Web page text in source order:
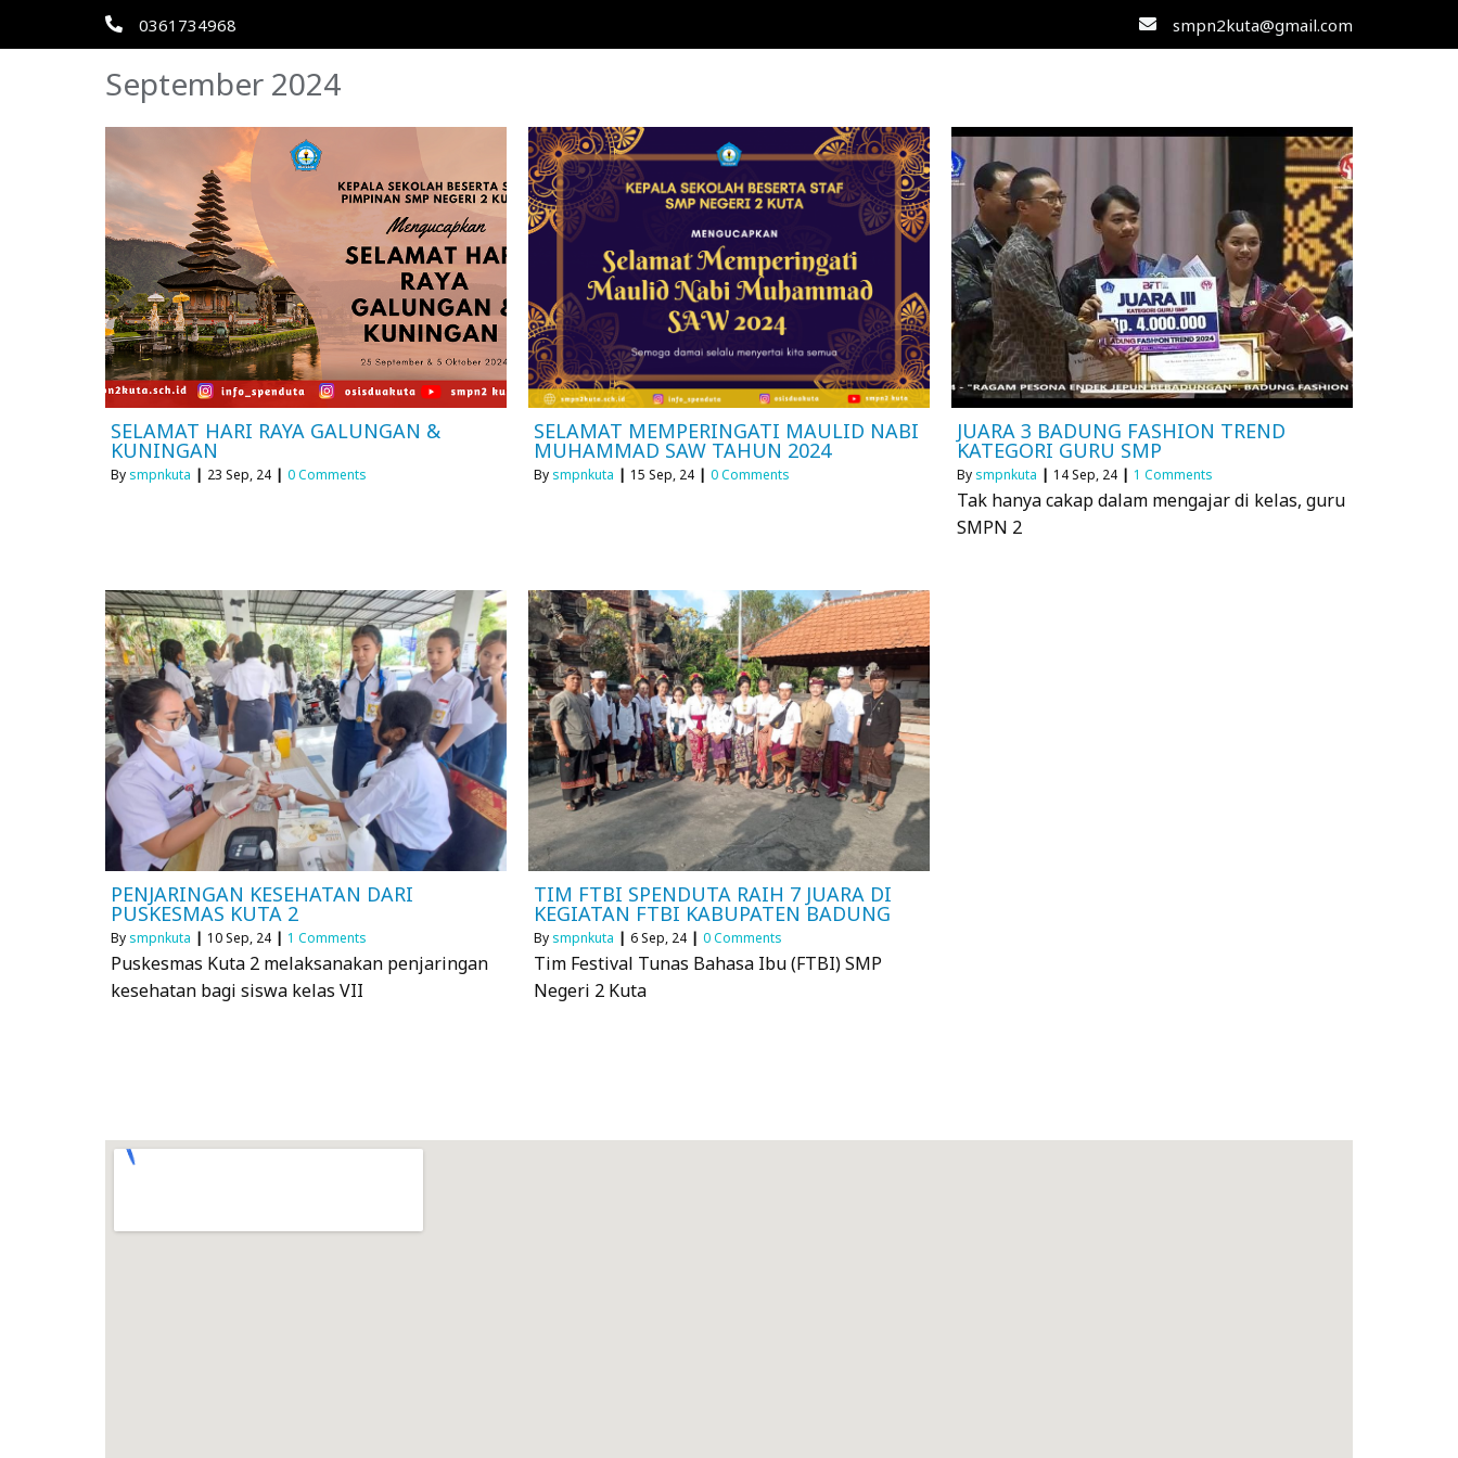
0361734968 smpn2kuta@gmail.com
September 2024
SELAMAT HARI RAYA GALUNGAN &
KUNINGAN
By smpnkuta | 23 Sep, 24 | 0 Comments
SELAMAT MEMPERINGATI MAULID NABI
MUHAMMAD SAW TAHUN 2024
By smpnkuta | 15 Sep, 24 | 0 Comments
JUARA 3 BADUNG FASHION TREND
KATEGORI GURU SMP
By smpnkuta | 14Sep, 24 | 1 Comments
Tak hanya cakap dalam mengajar di kelas, guru
SMPN 2
PENJARINGAN KESEHATAN DARI
PUSKESMAS KUTA 2
By smpnkuta | 10Sep, 24 | 1 Comments
Puskesmas Kuta 2 melaksanakan penjaringan
kesehatan bagi siswa kelas VII
TIM FTBI SPENDUTA RAIH 7 JUARA DI
KEGIATAN FTBI KABUPATEN BADUNG
By smpnkuta | 6Sep, 24 | 0 Comments
Tim Festival Tunas Bahasa Ibu (FTBI) SMP
Negeri 2 Kuta